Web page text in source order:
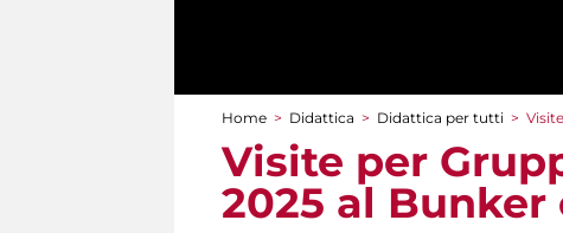
Tu sei qui
Home > Didattica > Didattica per tutti >
Visite per
2025 al